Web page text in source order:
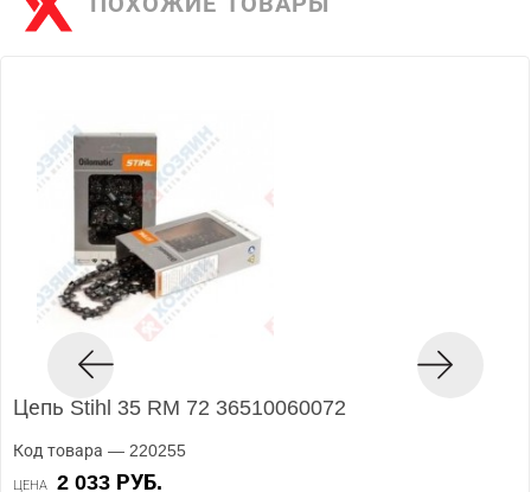
Цепь Stihl 35 RM 72 36510060072
Код товара — 220255
ЦЕНА 2 033 РУБ.